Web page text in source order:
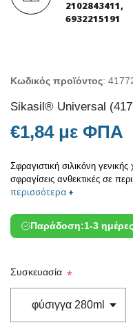
2102843411,
6932215191
Κωδικός προϊόντος:
Sikasil® Universal
€1,84 με ΦΠΑ
Σφραγιστική σιλικόνη
σφραγίσεις ανθεκτικές σε
περισσότερα +
Παράδοση:1-3 ημέρες
Συσκευασία *